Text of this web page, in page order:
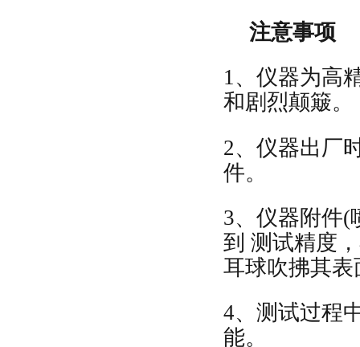
注意事项
1、仪器为高
和剧烈颠簸。
2、仪器出厂
件。
3、仪器附件(
到 测试精度
耳球吹拂其表
4、测试过程
能。